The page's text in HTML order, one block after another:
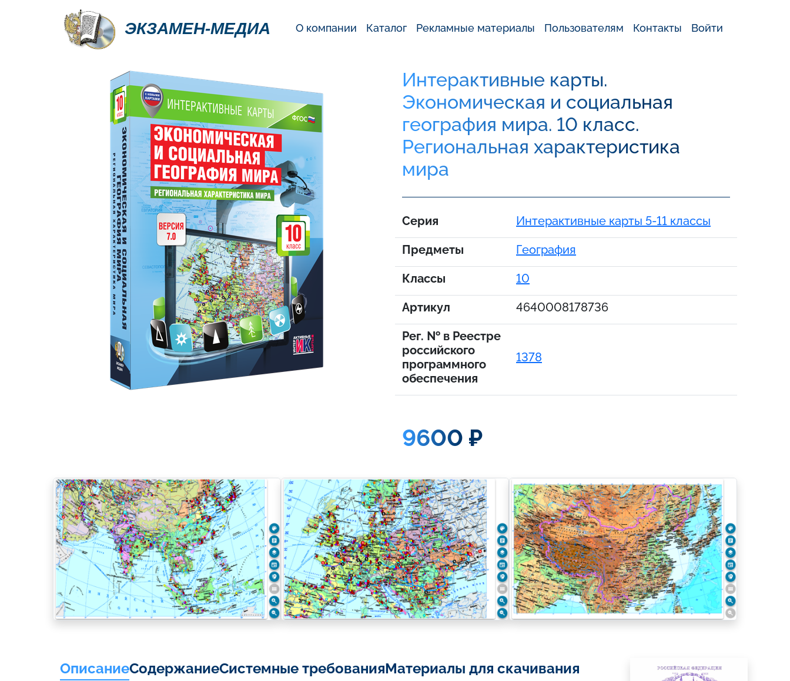
ЭКЗАМЕН-МЕДИА О компании Каталог Рекламные материалы Пользователям Контакты Войти
Интерактивные карты.
Экономическая и социальная
география мира. 10 класс.
Региональная характеристика
мира
Серия Интерактивные карты 5-11 классы
Предметы География
Классы 10
Артикул 4640008178736
Рег. № в Реестре
российского
программного
обеспечения
1378
9600 ₽
ОписаниеСодержаниеСистемные требованияМатериалы для скачивания